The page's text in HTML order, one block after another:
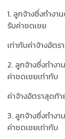
1. ลูกจ้างซึ่งทำง
รับค่าชดเชย
เท่ากับค่าจ้างอัต
2. ลูกจ้างซึ่งทำง
ค่าชดเชยเท่ากับ
ค่าจ้างอัตราสุดท้
3. ลูกจ้างซึ่งทำง
ค่าชดเชยเท่ากับ